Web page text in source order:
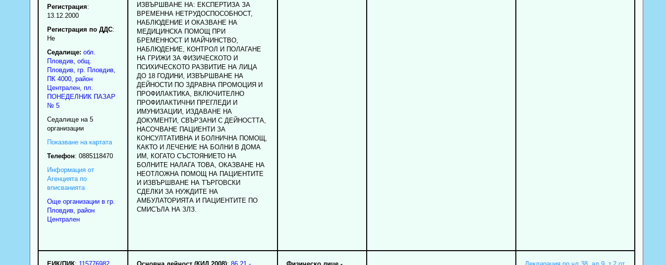
Регистрация:
13.12.2000
Регистрация по ДДС:
Нe
Седалище: обл.
Пловдив, общ.
Пловдив, гр. Пловдив,
ПК 4000, район
Централен, пл.
ПОНЕДЕЛНИК ПАЗАР
№ 5
Седалище на 5
организации
Показване на картата
Телефон: 0885118470
Информация от
Агенцията по
вписванията
Още организации в гр.
Пловдив, район
Централен
ИЗВЪРШВАНЕ НА: ЕКСПЕРТИЗА ЗА
ВРЕМЕННА НЕТРУДОСПОСОБНОСТ,
НАБЛЮДЕНИЕ И ОКАЗВАНЕ НА
МЕДИЦИНСКА ПОМОЩ ПРИ
БРЕМЕННОСТ И МАЙЧИНСТВО,
НАБЛЮДЕНИЕ, КОНТРОЛ И ПОЛАГАНЕ
НА ГРИЖИ ЗА ФИЗИЧЕСКОТО И
ПСИХИЧЕСКОТО РАЗВИТИЕ НА ЛИЦА
ДО 18 ГОДИНИ, ИЗВЪРШВАНЕ НА
ДЕЙНОСТИ ПО ЗДРАВНА ПРОМОЦИЯ И
ПРОФИЛАКТИКА, ВКЛЮЧИТЕЛНО
ПРОФИЛАКТИЧНИ ПРЕГЛЕДИ И
ИМУНИЗАЦИИ, ИЗДАВАНЕ НА
ДОКУМЕНТИ, СВЪРЗАНИ С ДЕЙНОСТТА,
НАСОЧВАНЕ ПАЦИЕНТИ ЗА
КОНСУЛТАТИВНА И БОЛНИЧНА ПОМОЩ,
КАКТО И ЛЕЧЕНИЕ НА БОЛНИ В ДОМА
ИМ, КОГАТО СЪСТОЯНИЕТО НА
БОЛНИТЕ НАЛАГА ТОВА, ОКАЗВАНЕ НА
НЕОТЛОЖНА ПОМОЩ НА ПАЦИЕНТИТЕ
И ИЗВЪРШВАНЕ НА ТЪРГОВСКИ
СДЕЛКИ ЗА НУЖДИТЕ НА
АМБУЛАТОРИЯТА И ПАЦИЕНТИТЕ ПО
СМИСЪЛА НА ЗЛЗ.